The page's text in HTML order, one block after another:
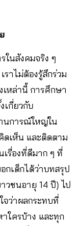
ในสังคมจริง ๆ
ราไม่ต้องรู้สึกร่วม
เหล่านี้ การศึกษา
เกี่ยวกับ
นการณ์ใหญ่ใน
ดเห็น และติดตาม
เรื่องที่ดีมาก ๆ ที่
กเด็กได้ว่าบทสรุป
วชนอายุ 14 ปี) ไป
จว่าผลกระทบที่
ใครบ้าง และทุก